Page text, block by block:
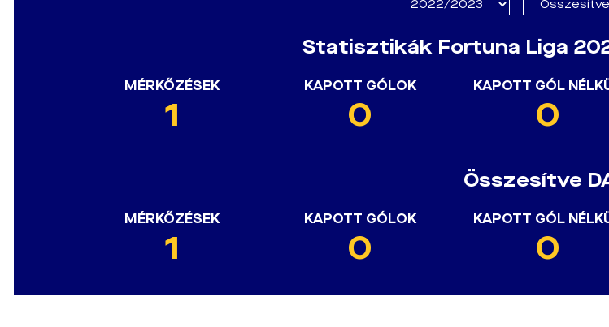
Statisztikák Fortuna Liga
MÉRKŐZÉSEK
1
KAPOTT GÓLOK
0
KAPOTT GÓL
0
Összesítve
MÉRKŐZÉSEK
1
KAPOTT GÓLOK
0
KAPOTT GÓL
0